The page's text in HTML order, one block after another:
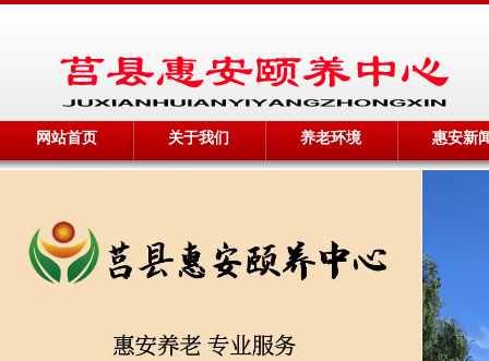
网站首页 关于我们 养老环境 惠安新